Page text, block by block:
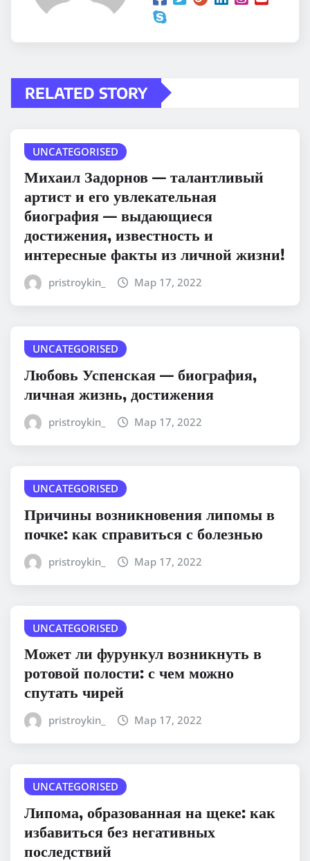
RELATED STORY
UNCATEGORISED
Михаил Задорнов — талантливый
артист и его увлекательная
биография — выдающиеся
достижения, известность и
интересные факты из личной жизни!
pristroykin_ Мар 17, 2022
UNCATEGORISED
Любовь Успенская — биография,
личная жизнь, достижения
pristroykin_ Мар 17, 2022
UNCATEGORISED
Причины возникновения липомы в
почке: как справиться с болезнью
pristroykin_ Мар 17, 2022
UNCATEGORISED
Может ли фурункул возникнуть в
ротовой полости: с чем можно
спутать чирей
pristroykin_ Мар 17, 2022
UNCATEGORISED
Липома, образованная на щеке: как
избавиться без негативных
последствий